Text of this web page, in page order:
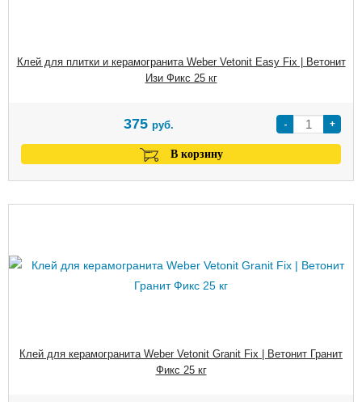
Клей для плитки и керамогранита Weber Vetonit Easy Fix | Ветонит
Изи Фикс 25 кг
- +
375 руб.
В корзину
Клей для керамогранита Weber Vetonit Granit Fix | Ветонит Гранит
Фикс 25 кг